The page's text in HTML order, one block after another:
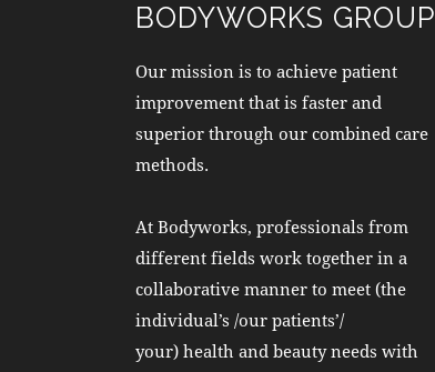
BODYWORKS GROUP
Our mission is to achieve patient
improvement that is faster and
superior through our combined care
methods.
At Bodyworks, professionals from
different fields work together in a
collaborative manner to meet (the
individual’s /our patients’/
your) health and beauty needs with